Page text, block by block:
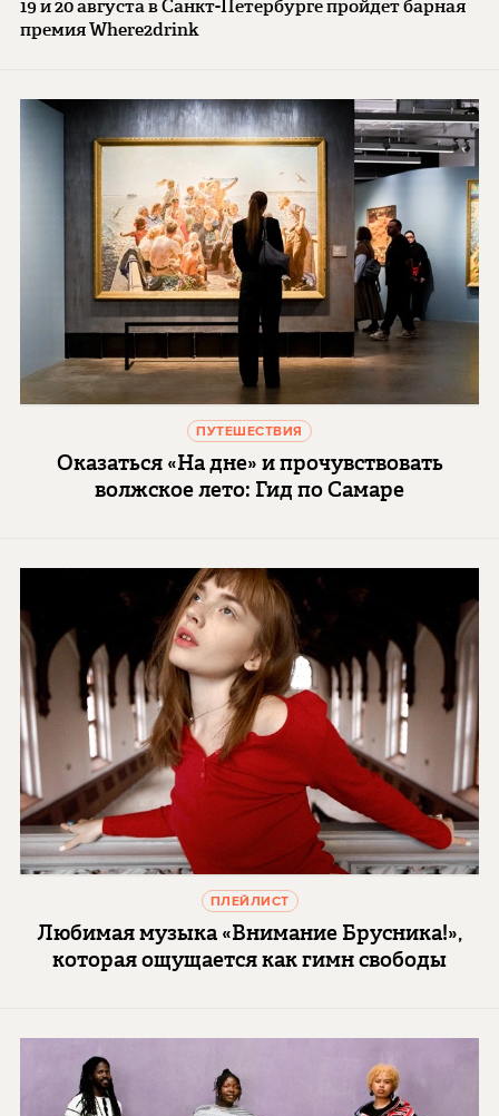
19 и 20 августа в Санкт-Петербурге пройдет барная
премия Where2drink
ПУТЕШЕСТВИЯ
Оказаться «На дне» и прочувствовать
волжское лето: Гид по Самаре
ПЛЕЙЛИСТ
Любимая музыка «Внимание Брусника!»,
которая ощущается как гимн свободы